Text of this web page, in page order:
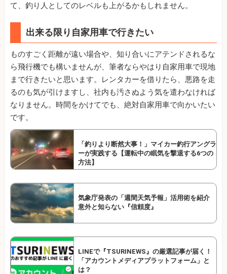
て、釣り人としてのレベルも上がるかもしれません。
出来る限り自家用車で行きたい
ものすごく距離が遠い場合や、知り合いにアテンドされるな
ら飛行機でも構いませんが、筆者ならやはり自家用車で現地
まで行きたいと思います。レンタカーを借りたら、悪路を走
るのも気が引けますし、社内も汚さぬよう気を遣わなければ
なりません。時間をかけてでも、絶対自家用車で向かいたい
です。
「釣りより断然大事！」マイカー釣行アングラ
ーが実践する【運転中の眠気を撃退する6つの
方法】
気象庁発表の「週間天気予報」活用術を紹介
意外と知らない『信頼度』
LINEで『TSURINEWS』の厳選記事が届く！
「アカウントメディアプラットフォーム」と
は？